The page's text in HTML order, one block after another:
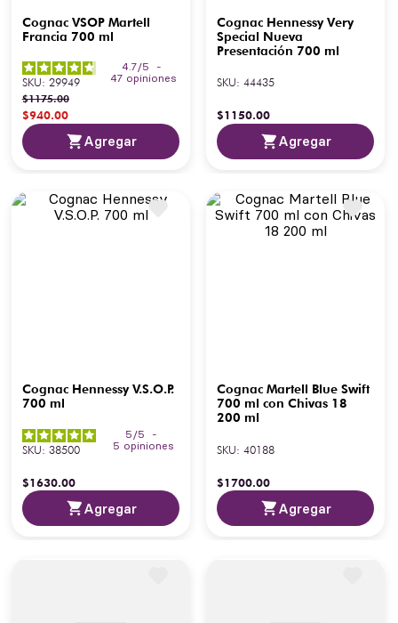
Cognac VSOP Martell
Francia 700 ml
4.7/5
-
47 opiniones
SKU: 29949
$1175.00
$940.00
Agregar
Cognac Hennessy Very
Special Nueva
Presentación 700 ml
SKU: 44435
$1150.00
Agregar
Cognac Hennessy V.S.O.P.
700 ml
5 /5
-
5 opiniones
SKU: 38500
$1630.00
Agregar
Cognac Martell Blue Swift
700 ml con Chivas 18
200 ml
SKU: 40188
$1700.00
Agregar